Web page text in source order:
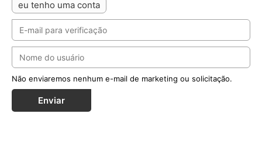
eu tenho uma conta
Não enviaremos nenhum e-mail de marketing ou solicitação.
Enviar